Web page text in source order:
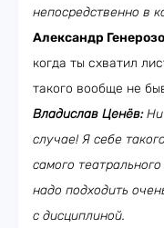
непосредственно в
Александр
когда ты схватил
такого вообще не
Владислав Ценёв:Ни
случае! Я себе
самого
надо подходить
с дисциплиной.